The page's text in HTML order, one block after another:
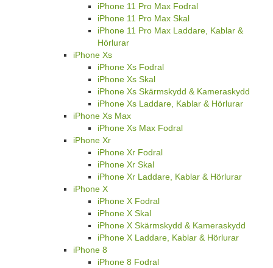
iPhone 11 Pro Max Fodral
iPhone 11 Pro Max Skal
iPhone 11 Pro Max Laddare, Kablar &
Hörlurar
iPhone Xs
iPhone Xs Fodral
iPhone Xs Skal
iPhone Xs Skärmskydd & Kameraskydd
iPhone Xs Laddare, Kablar & Hörlurar
iPhone Xs Max
iPhone Xs Max Fodral
iPhone Xr
iPhone Xr Fodral
iPhone Xr Skal
iPhone Xr Laddare, Kablar & Hörlurar
iPhone X
iPhone X Fodral
iPhone X Skal
iPhone X Skärmskydd & Kameraskydd
iPhone X Laddare, Kablar & Hörlurar
iPhone 8
iPhone 8 Fodral